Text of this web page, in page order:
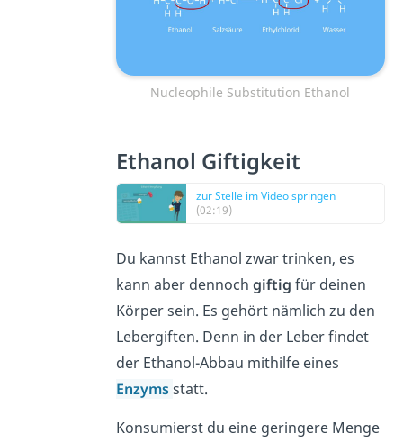
Nucleophile Substitution Ethanol
Ethanol Giftigkeit
zur Stelle im Video springen
(02:19)
Du kannst Ethanol zwar trinken, es
kann aber dennoch giftig für deinen
Körper sein. Es gehört nämlich zu den
Lebergiften. Denn in der Leber findet
der Ethanol-Abbau mithilfe eines
Enzymsstatt.
Konsumierst du eine geringere Menge